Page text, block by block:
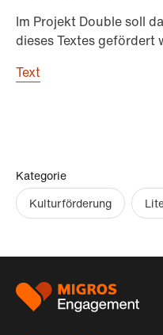
Im Projekt Double soll
dieses Textes gefördert
Text
Kategorie
Kulturförderung
Footer